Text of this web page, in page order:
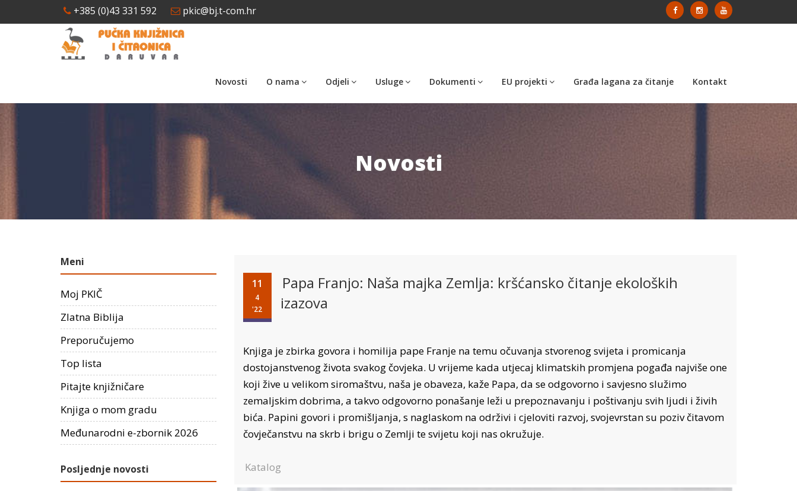
+385 (0)43 331 592 pkic@bj.t-com.hr
Novosti O nama Odjeli Usluge Dokumenti EU projekti Građa lagana za čitanje Kontakt
Novosti
11
4
'22
Papa Franjo: Naša majka Zemlja: kršćansko čitanje ekoloških
izazova
Knjiga je zbirka govora i homilija pape Franje na temu očuvanja stvorenog svijeta i promicanja
dostojanstvenog života svakog čovjeka. U vrijeme kada utjecaj klimatskih promjena pogađa najviše one
koji žive u velikom siromaštvu, naša je obaveza, kaže Papa, da se odgovorno i savjesno služimo
zemaljskim dobrima, a takvo odgovorno ponašanje leži u prepoznavanju i poštivanju svih ljudi i živih
bića. Papini govori i promišljanja, s naglaskom na održivi i cjeloviti razvoj, svojevrstan su poziv čitavom
čovječanstvu na skrb i brigu o Zemlji te svijetu koji nas okružuje.
Katalog
Meni
Moj PKIČ
Zlatna Biblija
Preporučujemo
Top lista
Pitajte knjižničare
Knjiga o mom gradu
Međunarodni e-zbornik 2026
Posljednje novosti